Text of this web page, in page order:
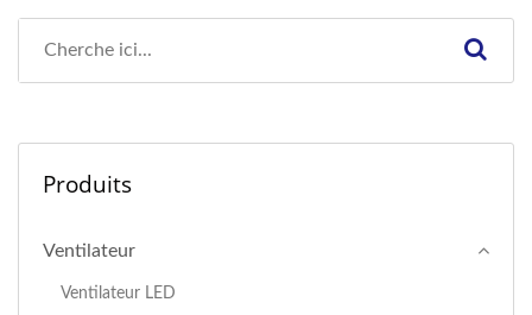
Produits
Ventilateur
Ventilateur LED